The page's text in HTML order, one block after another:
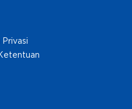
Privasi